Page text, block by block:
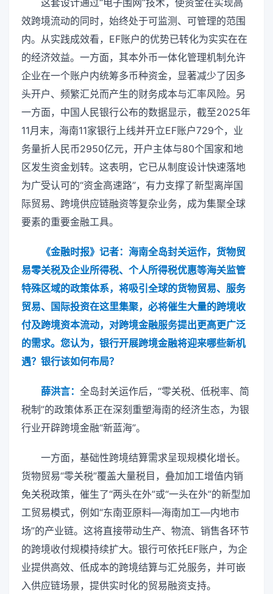
效跨境流动的同时，始终处于可监测、可管理的范围
内。从实践成效看，EF账户的优势已转化为实实在在
的经济效益。一方面，其本外币一体化管理机制允许
企业在一个账户内统筹多币种资金，显著减少了因多
头开户、频繁汇兑而产生的财务成本与汇率风险。另
一方面，中国人民银行公布的数据显示，截至2025年
11月末，海南11家银行上线并开立EF账户729个，业
务量折人民币2950亿元，开户主体与80个国家和地
区发生资金划转。这表明，它已从制度设计快速落地
为广受认可的“资金高速路”，有力支撑了新型离岸国
际贸易、跨境供应链融资等复杂业务，成为集聚全球
要素的重要金融工具。
《金融时报》记者：海南全岛封关运作，货物贸
易零关税及企业所得税、个人所得税优惠等海关监管
特殊区域的政策体系，将吸引全球的货物贸易、服务
贸易、国际投资在这里集聚，必将催生大量的跨境收
付及跨境资本流动，对跨境金融服务提出更高更广泛
的需求。您认为，银行开展跨境金融将迎来哪些新机
遇？银行该如何布局？
薛洪言： 全岛封关运作后，“零关税、低税率、简
税制”的政策体系正在深刻重塑海南的经济生态，为银
行业开辟跨境金融“新蓝海”。
一方面，基础性跨境结算需求呈现规模化增长。
货物贸易“零关税”覆盖大量税目，叠加加工增值内销
免关税政策，催生了“两头在外”或“一头在外”的新型加
工贸易模式，例如“东南亚原料—海南加工—内地市
场”的产业链。这将直接带动生产、物流、销售各环节
的跨境收付规模持续扩大。银行可依托EF账户，为企
业提供高效、低成本的跨境结算与汇兑服务，并可嵌
入供应链场景，提供实时化的贸易融资支持。